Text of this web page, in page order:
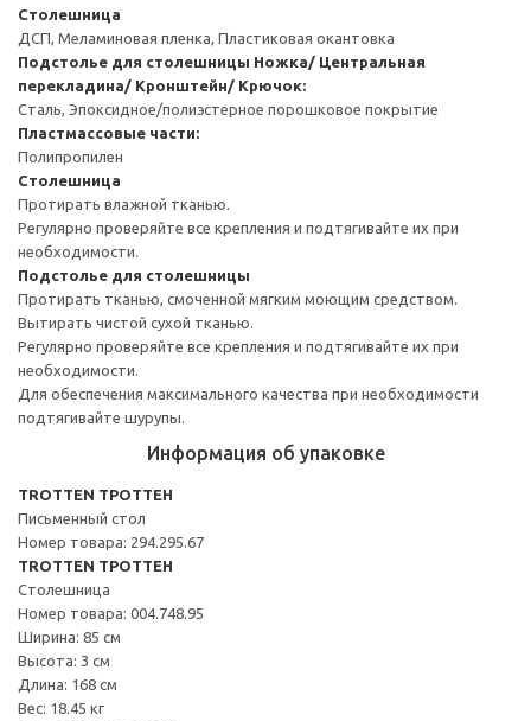
Столешница
ДСП, Меламиновая пленка, Пластиковая окантовка
Подстолье для столешницы Ножка/ Центральная
перекладина/ Кронштейн/ Крючок:
Сталь, Эпоксидное/полиэстерное порошковое покрытие
Пластмассовые части:
Полипропилен
Столешница
Протирать влажной тканью.
Регулярно проверяйте все крепления и подтягивайте их при
необходимости.
Подстолье для столешницы
Протирать тканью, смоченной мягким моющим средством.
Вытирать чистой сухой тканью.
Регулярно проверяйте все крепления и подтягивайте их при
необходимости.
Для обеспечения максимального качества при необходимости
подтягивайте шурупы.
Информация об упаковке
TROTTEN ТРОТТЕН
Письменный стол
Номер товара: 294.295.67
TROTTEN ТРОТТЕН
Столешница
Номер товара: 004.748.95
Ширина: 85 см
Высота: 3 см
Длина: 168 см
Вес: 18.45 кг